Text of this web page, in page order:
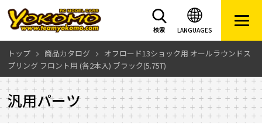
LANGUAGES
検索
トップ 商品カタログ
オフロード13ショック用 オールラウンドス
プリング フロント用 (各2本入) ブラック(5.75T)
汎用パーツ